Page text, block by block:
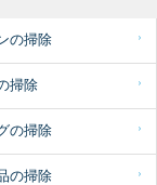
の掃除
掃除
の掃除
の掃除